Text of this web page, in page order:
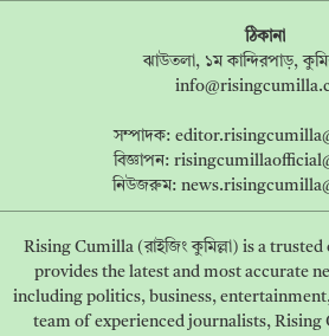
ঠিকানা
ঝাউতলা, ১ম কান্দিরপাড়,
সম্পাদক:
বিজ্ঞাপন:
নিউজরুম:
Rising Cumilla (রাইজিং কুমিল্লা) is a
provides the latest and most accurate
including politics, business,
team of experienced journalists,